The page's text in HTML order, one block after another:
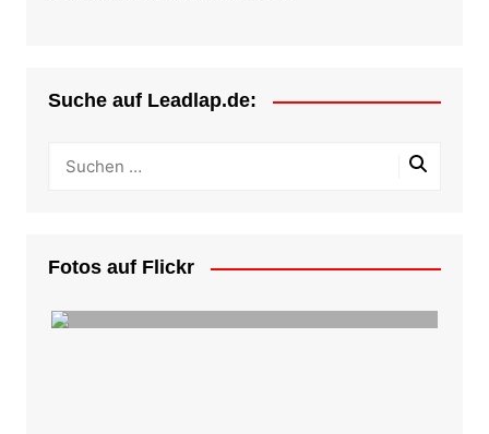
Suche auf Leadlap.de:
Fotos auf Flickr